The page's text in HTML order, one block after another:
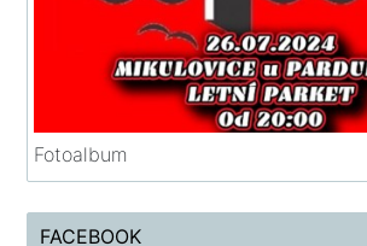
Fotoalbum
FACEBOOK